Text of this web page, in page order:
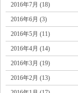
2016年7月 (18)
2016年6月 (3)
2016年5月 (11)
2016年4月 (14)
2016年3月 (19)
2016年2月 (13)